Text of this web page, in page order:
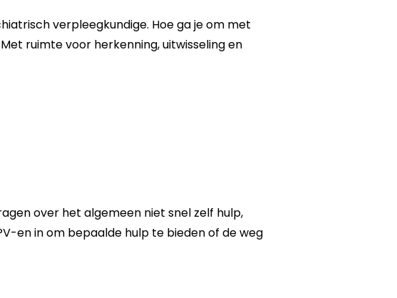
verpleegkundige. Hoe ga je om met
ruimte voor herkenning, uitwisseling en
over het algemeen niet snel zelf hulp,
en in om bepaalde hulp te bieden of de weg